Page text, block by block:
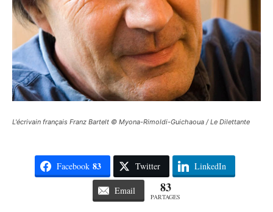
L'écrivain français Franz Bartelt © Myona-Rimoldi-Guichaoua / Le Dilettante
Facebook 83 Twitter LinkedIn
Email 83
PARTAGES